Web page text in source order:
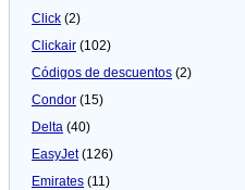
Click (2)
Clickair (102)
Códigos de descuentos (2)
Condor (15)
Delta (40)
EasyJet(126)
Emirates (11)